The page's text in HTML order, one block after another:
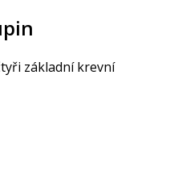
základní krevní